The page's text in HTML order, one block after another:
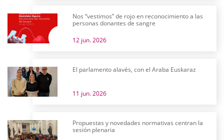
Nos “vestimos” de rojo en reconocimiento a las
personas donantes de sangre
12 jun. 2026
El parlamento alavés, con el Araba Euskaraz
11 jun. 2026
Propuestas y novedades normativas centran la
sesión plenaria